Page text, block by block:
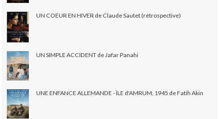
UN COEUR EN HIVER de Claude Sautet (rétrospective)
UN SIMPLE ACCIDENT de Jafar Panahi
UNE ENFANCE ALLEMANDE - ÎLE d'AMRUM, 1945 de Fatih Akin